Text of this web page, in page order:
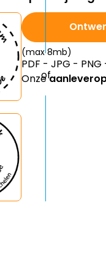
(max 8mb)
PDF - JPG - PNG
Onze